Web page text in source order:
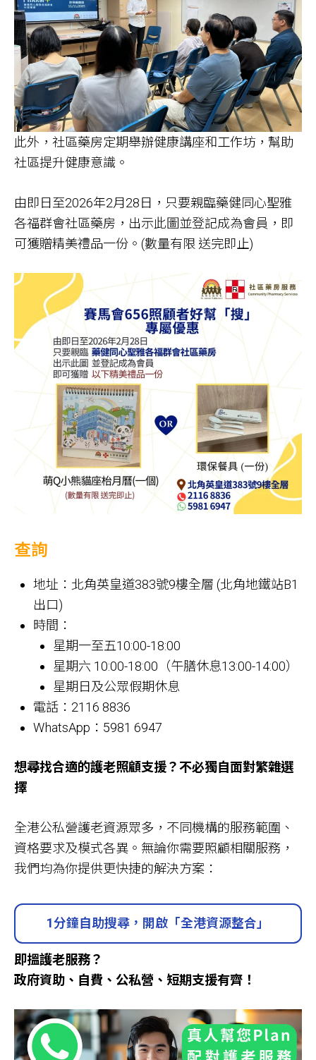
此外，社區藥房定期舉辦健康講座和工作坊，幫助
社區提升健康意識。
由即日至2026年2月28日，只要親臨藥健同心聖雅
各福群會社區藥房，出示此圖並登記成為會員，即
可獲贈精美禮品一份。(數量有限 送完即止)
查詢
地址：北角英皇道383號9樓全層 (北角地鐵站B1
出口)
時間：
星期一至五10:00-18:00
星期六 10:00-18:00（午膳休息13:00-14:00）
星期日及公眾假期休息
電話：2116 8836
WhatsApp：5981 6947
想尋找合適的護老照顧支援？不必獨自面對繁雜選
擇
全港公私營護老資源眾多，不同機構的服務範圍、
資格要求及模式各異。無論你需要照顧相關服務，
我們均為你提供更快捷的解決方案：
1分鐘自助搜尋，開啟「全港資源整合」
即搵護老服務？
政府資助、自費、公私營、短期支援有齊！